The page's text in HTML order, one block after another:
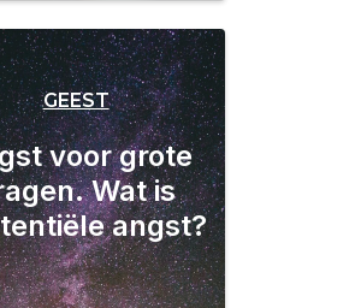
GEEST
voor grote
Wat is
angst?